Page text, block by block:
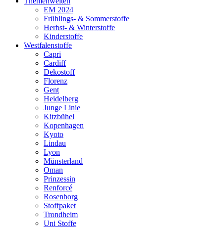
EM 2024
Frühlings- & Sommerstoffe
Herbst- & Winterstoffe
Kinderstoffe
Westfalenstoffe
Capri
Cardiff
Dekostoff
Florenz
Gent
Heidelberg
Junge Linie
Kitzbühel
Kopenhagen
Kyoto
Lindau
Lyon
Münsterland
Oman
Prinzessin
Renforcé
Rosenborg
Stoffpaket
Trondheim
Uni Stoffe